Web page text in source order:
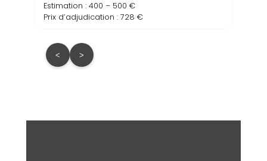
Estimation : 400 – 500 €
Prix d’adjudication : 728 €
< >